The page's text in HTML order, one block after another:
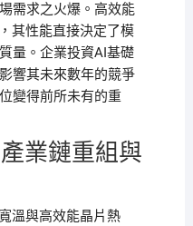
需求之火爆。高效能
其性能直接決定了模
量。企業投資AI基礎
響其未來數年的競爭
變得前所未有的重
業鏈重組與
溫與高效能晶片熱